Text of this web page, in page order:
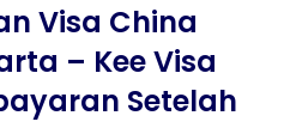
Visa China
– Kee Visa
Setelah